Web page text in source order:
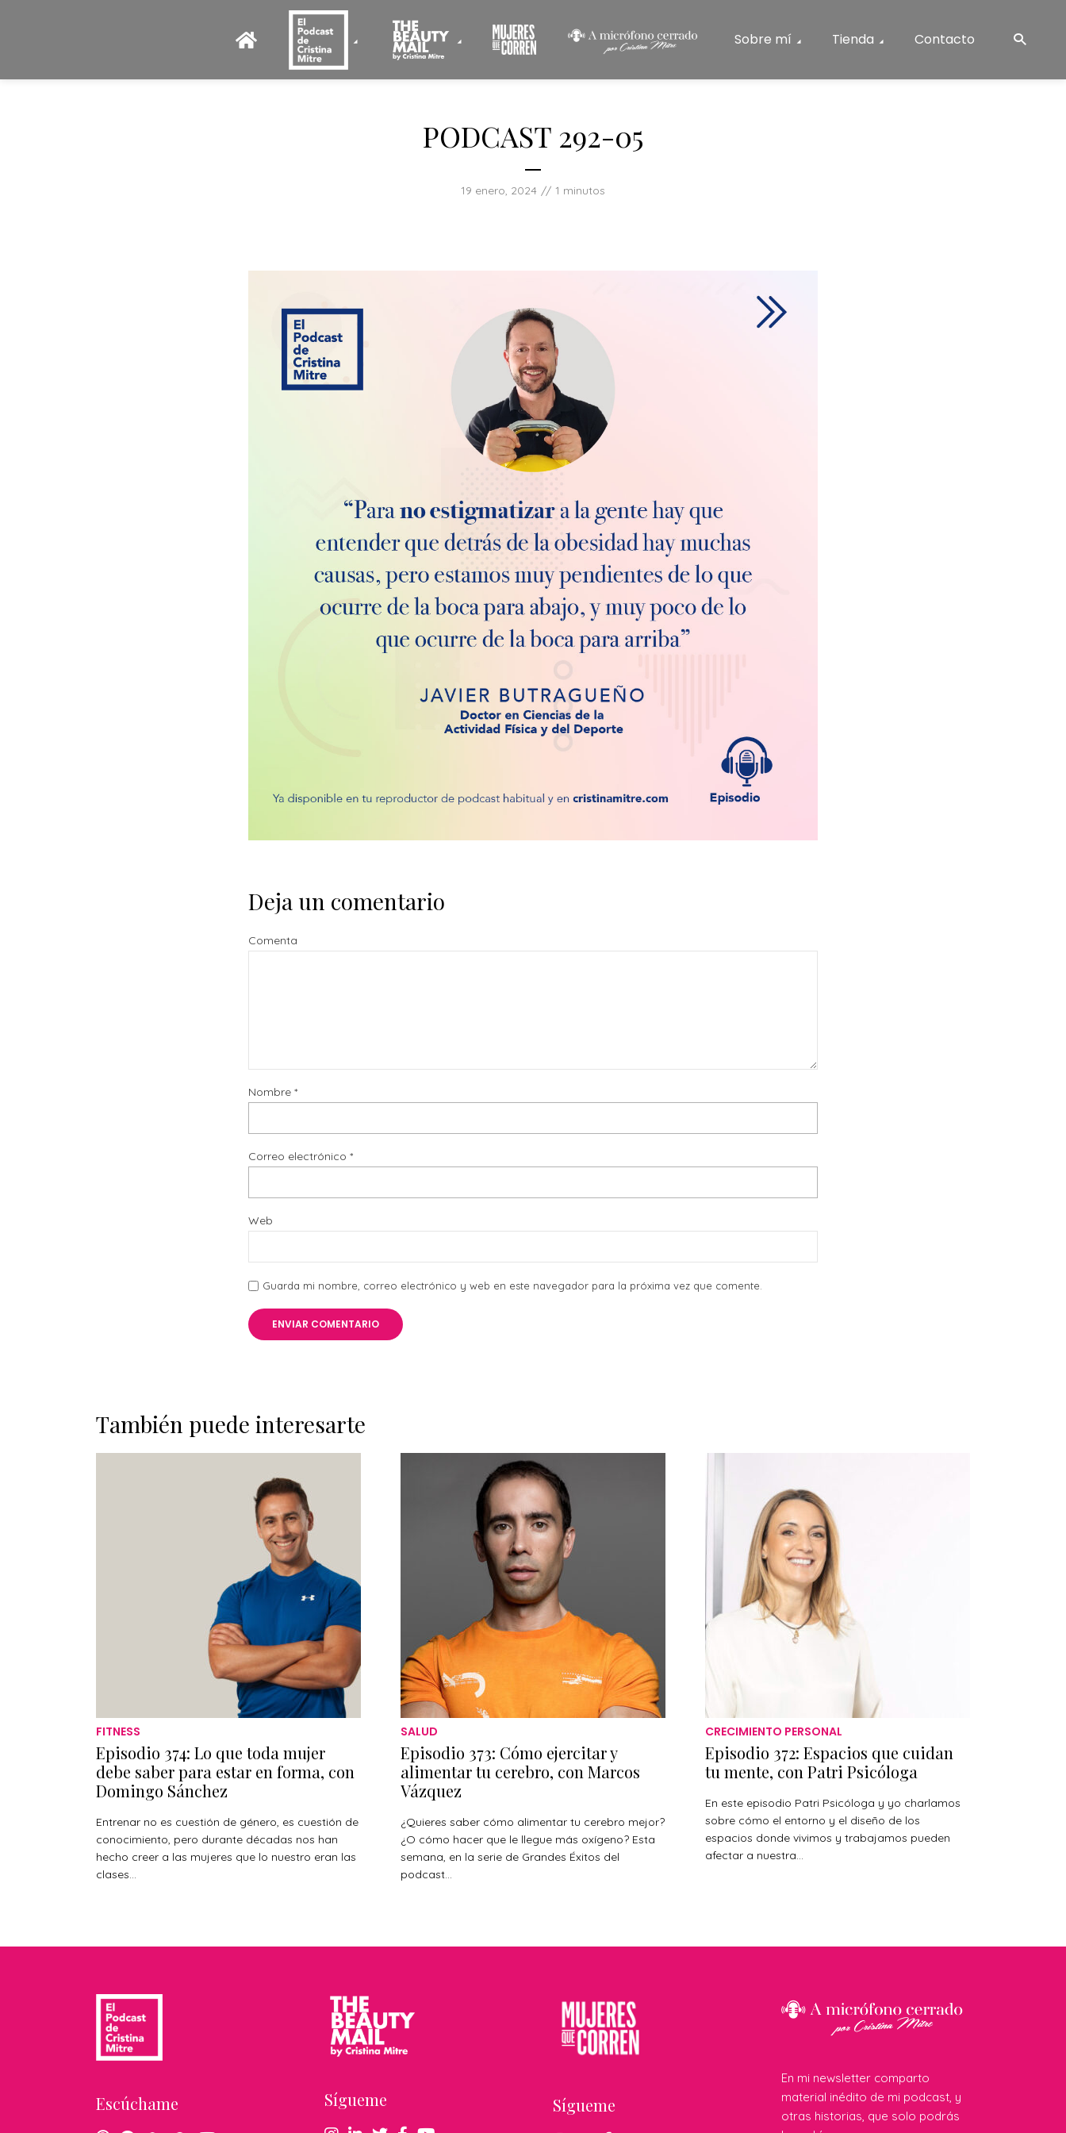
Sobre mí Tienda Contacto
PODCAST 292-05
19 enero, 2024 1 minutos
Deja un comentario
Comenta
Nombre *
Correo electrónico *
Web
Guarda mi nombre, correo electrónico y web en este navegador para la próxima vez que comente.
También puede interesarte
FITNESS
Episodio 374: Lo que toda mujer
debe saber para estar en forma, con
Domingo Sánchez
Entrenar no es cuestión de género, es cuestión de
conocimiento, pero durante décadas nos han
hecho creer a las mujeres que lo nuestro eran las
clases...
SALUD
Episodio 373: Cómo ejercitar y
alimentar tu cerebro, con Marcos
Vázquez
¿Quieres saber cómo alimentar tu cerebro mejor?
¿O cómo hacer que le llegue más oxígeno? Esta
semana, en la serie de Grandes Éxitos del
podcast...
CRECIMIENTO PERSONAL
Episodio 372: Espacios que cuidan
tu mente, con Patri Psicóloga
En este episodio Patri Psicóloga y yo charlamos
sobre cómo el entorno y el diseño de los
espacios donde vivimos y trabajamos pueden
afectar a nuestra...
Escúchame Sígueme Sígueme
En mi newsletter comparto
material inédito de mi podcast, y
otras historias, que solo podrás